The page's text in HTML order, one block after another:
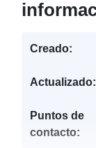
Creado:
Actualizado:
Puntos de
contacto: